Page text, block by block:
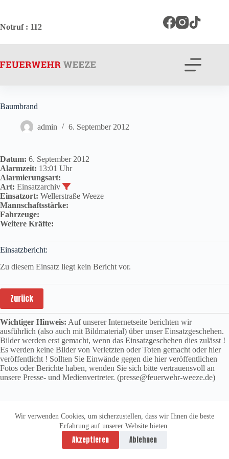
springen
Wir verwenden Cookies, um sicherzustellen, dass wir Ihnen die beste
Erfahrung auf unserer Website bieten.
Akzeptieren Ablehnen
Notruf: 112
Baumbrand
admin 6. September 2012
Datum: 6. September 2012
Alarmzeit: 13:01 Uhr
Alarmierungsart:
Art: Einsatzarchiv
Einsatzort: Wellerstraße Weeze
Mannschaftsstärke:
Fahrzeuge:
Weitere Kräfte:
Einsatzbericht:
Zu diesem Einsatz liegt kein Bericht vor.
Zurück
Wichtiger Hinweis: Auf unserer Internetseite berichten wir
ausführlich (also auch mit Bildmaterial) über unser Einsatzgeschehen.
Bilder werden erst gemacht, wenn das Einsatzgeschehen dies zulässt !
Es werden keine Bilder von Verletzten oder Toten gemacht oder hier
veröffentlicht ! Sollten Sie Einwände gegen die hier veröffentlichen
Fotos oder Berichte haben, wenden Sie sich bitte vertrauensvoll an
unsere Presse- und Medienvertreter. (presse@feuerwehr-weeze.de)
Datenschutzerklärung
Impressum
Copyright © 2026 -
vitolution